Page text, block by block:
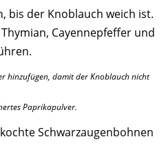
bis der Knoblauch weich ist.
Cayennepfeffer und
hinzufügen, damit der Knoblauch nicht
Paprikapulver.
Schwarzaugenbohnen